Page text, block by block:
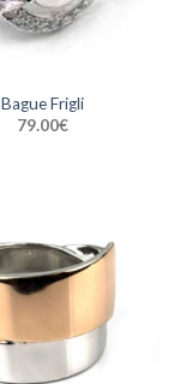
Bague Frigli
79.00€